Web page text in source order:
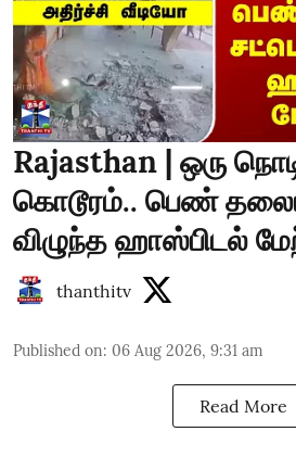
Rajasthan | ஒரு
கொடூரம்.. பெண்
விழுந்த ஹாஸ்பிடல்
thanthitv
Published on: 06 Aug 2026, 9:31 am
Read More